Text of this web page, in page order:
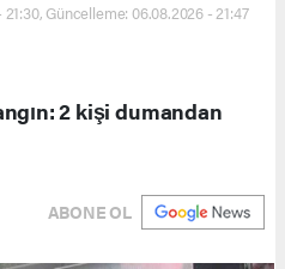
Güncelleme: 06.08.2026 - 21:47
2 kişi dumandan
ABONE OL